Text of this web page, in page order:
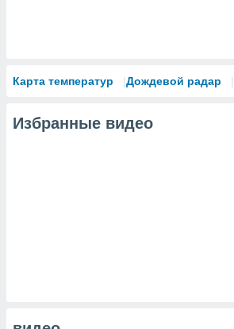
Карта температур Дождевой радар
Избранные видео